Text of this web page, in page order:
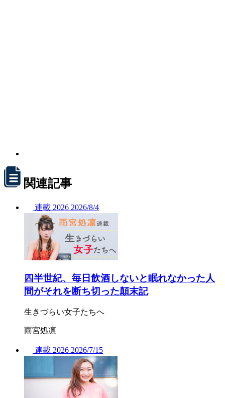
関連記事
連載 2026 2026/8/4
四半世紀、毎日飲酒しないと眠れなかった人
間がそれを断ち切った顛末記
生きづらい女子たちへ
雨宮処凛
連載 2026 2026/7/15